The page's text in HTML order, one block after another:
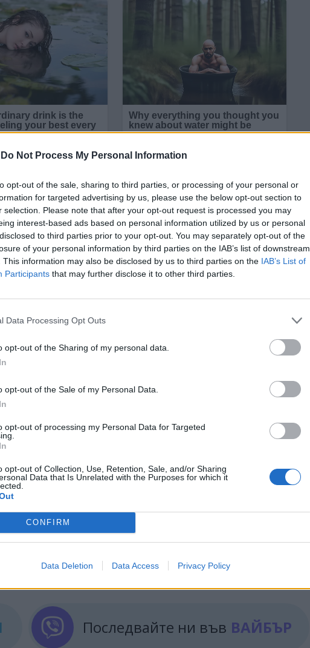
Do Not Process My Personal Information
opt-out of the sale, sharing to third parties, or processing of your personal or
for targeted advertising by us, please use the below opt-out section to
selection. Please note that after your opt-out request is processed you may
interest-based ads based on personal information utilized by us or personal
to third parties prior to your opt-out. You may separately opt-out of the
of your personal information by third parties on the IAB’s list of downstream
This information may also be disclosed by us to third parties on the IAB’s List of
Participants that may further disclose it to other third parties.
Data Processing Opt Outs
opt-out of the Sharing of my personal data.
opt-out of the Sale of my Personal Data.
opt-out of processing my Personal Data for Targeted
opt-out of Collection, Use, Retention, Sale, and/or Sharing
Data that Is Unrelated with the Purposes for which it
CONFIRM
Data Deletion Data Access Privacy Policy
на 30 октомври по повод антисемитските погроми
че„представители на Украйнапод ръководството на
погроми в Русия“,като използват и социалните мрежи.
ипротиводействие на манипулациите
вътрешно министерство поиска полицията по-
академия”, бързо разкри специалността,
по информационна политика, технологии и
блокира YouTube
само защото за момента платформата за
разработването ѝ да завърши до 2028 г.
Последвайте ни във ВАЙБЪР